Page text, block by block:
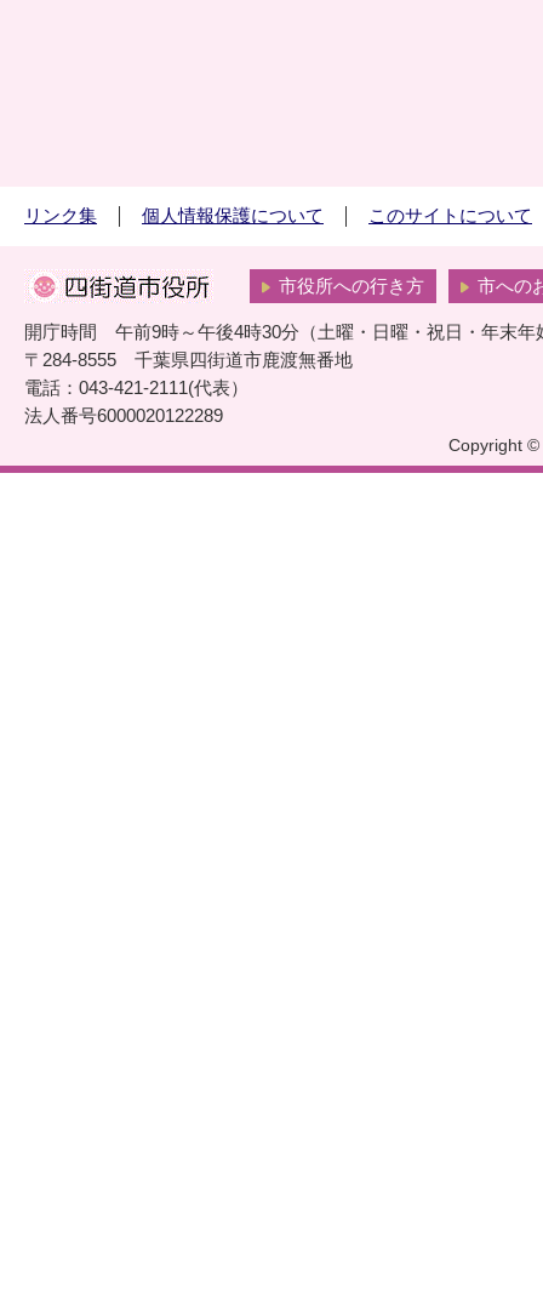
リンク集 個人情報保護について このサイトについて
市役所への行き方 市への
開庁時間 午前9時～午後4時30分（土曜・日曜・祝日・年末年
〒284-8555 千葉県四街道市鹿渡無番地
電話：043-421-2111(代表）
法人番号6000020122289
Copyright ©